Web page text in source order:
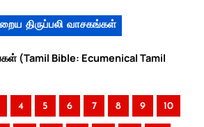
திருப்பலி வாசகங்கள்
(Tamil Bible: Ecumenical Tamil
4 5 6 7 8 9 10